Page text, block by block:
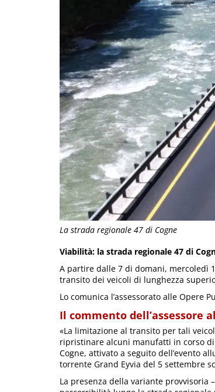
La strada regionale 47 di Cogne
Viabilità: la strada regionale 47 di
A partire dalle 7 di domani, mercoledì
transito dei veicoli di lunghezza
Lo comunica l’assessorato alle Opere
Il commento dell’assessore
«La limitazione al transito per tali
ripristinare alcuni manufatti in corso di
Cogne, attivato a seguito dell’evento
torrente Grand Eyvia del 5 settembre
La presenza della variante provvisoria